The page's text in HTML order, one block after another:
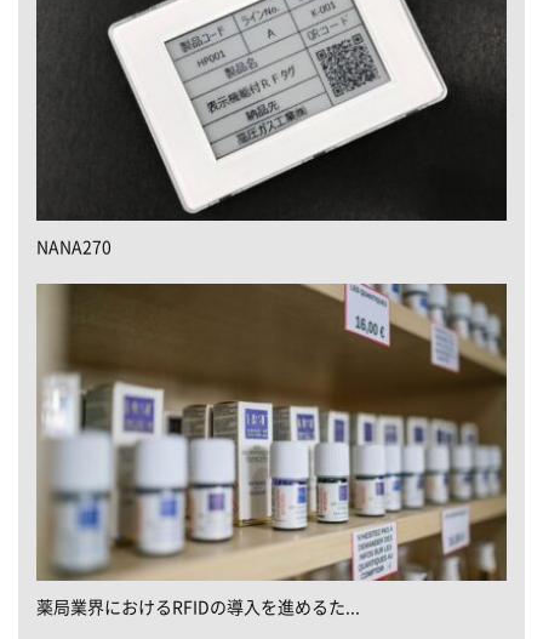
NANA270
薬局業界におけるRFIDの導入を進めるた...